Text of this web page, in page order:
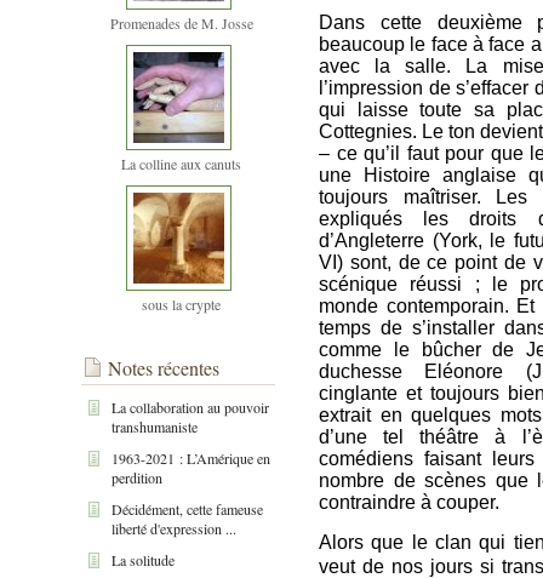
Promenades de M. Josse
La colline aux canuts
sous la crypte
Notes récentes
La collaboration au pouvoir
transhumaniste
1963-2021 : L’Amérique en
perdition
Décidément, cette fameuse
liberté d'expression ...
La solitude
Dans cette deuxième
beaucoup le face à face
avec la salle. La
l’impression de
qui laisse toute sa
Cottegnies. Le ton
– ce qu’il faut pour que
une Histoire anglaise
toujours maîtriser.
expliqués les droits
d’Angleterre (York, le
VI) sont, de ce point de
scénique réussi ;
le
monde contemporain. Et
temps de s’installer
comme le bûcher de
duchesse Eléonore
cinglante et toujours
extrait en quelques
d’une tel théâtre à
comédiens faisant
nombre de scènes que
contraindre à couper.
Alors que le clan qui
veut de nos jours si